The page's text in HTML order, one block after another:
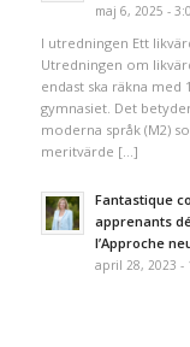
maj 6, 2025 -
I utredningen Ett
Utredningen om
endast ska räkna
gymnasiet. Det
moderna språk (M2)
meritvärde […]
Fantastique
apprenants
l’Approche
april 28, 2023 -